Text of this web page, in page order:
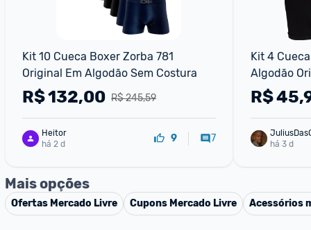
Kit 10 Cueca Boxer Zorba 781
Original Em Algodão Sem Costura
R$ 245,59
R$132,00
Heitor
há 2 d
9 7
Kit 4
Algodão
Respirável
R$
há 3 d
Mais opções
Ofertas Mercado Livre Cupons Mercado Livre Acessórios